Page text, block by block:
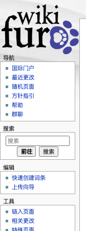
导航
国际门户
最近更改
随机页面
方针指引
帮助
群聊
搜索
编辑
快速创建词条
上传向导
工具
链入页面
相关更改